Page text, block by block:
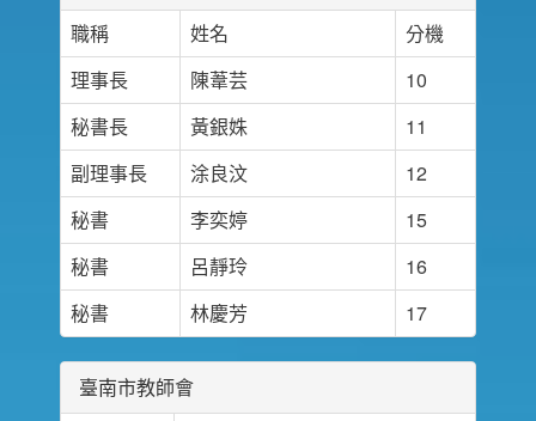
職稱
姓名
分機
理事長
陳葦芸
10
秘書長
黃銀姝
11
副理事長
涂良汶
12
秘書
李奕婷
15
秘書
呂靜玲
16
秘書
林慶芳 17
臺南市教師會